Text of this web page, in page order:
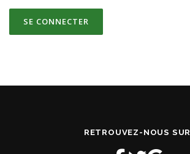
RETROUVEZ-NOUS SUR